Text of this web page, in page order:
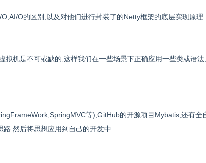
O的区别,以及对他们进行封装了的Netty框架的底层实现原理
拟机是不可或缺的,这样我们在一些场景下正确应用一些类或语
等),GitHub的开源项目Mybatis,还有全
.然后将思想应用到自己的开发中.